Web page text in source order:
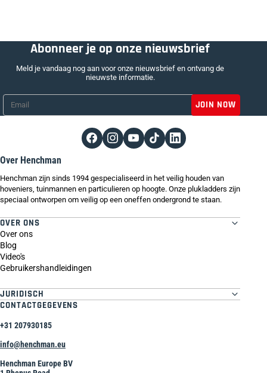
Abonneer je op onze nieuwsbrief
Meld je vandaag nog aan voor onze nieuwsbrief en ontvang de
nieuwste informatie.
Over Henchman
Henchman zijn sinds 1994 gespecialiseerd in het veilig houden van
hoveniers, tuinmannen en particulieren op hoogte. Onze plukladders zijn
speciaal ontworpen om veilig op een oneffen ondergrond te staan.
OVER ONS
Over ons
Blog
Video's
Gebruikershandleidingen
JURIDISCH
CONTACTGEGEVENS
+31 207930185
info@henchman.eu
Henchman Europe BV